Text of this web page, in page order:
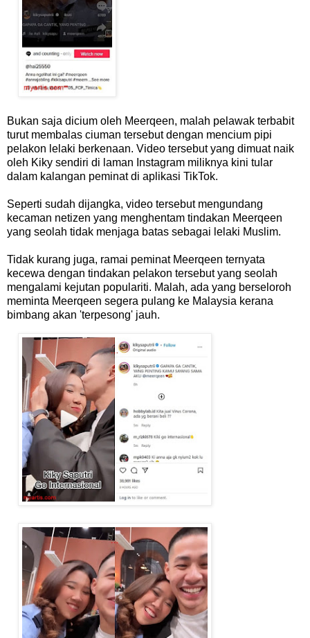
Bukan saja dicium oleh Meerqeen, malah pelawak terbabit
turut membalas ciuman tersebut dengan mencium pipi
pelakon lelaki berkenaan. Video tersebut yang dimuat naik
oleh Kiky sendiri di laman Instagram miliknya kini tular
dalam kalangan peminat di aplikasi TikTok.
Seperti sudah dijangka, video tersebut mengundang
kecaman netizen yang menghentam tindakan Meerqeen
yang seolah tidak menjaga batas sebagai lelaki Muslim.
Tidak kurang juga, ramai peminat Meerqeen ternyata
kecewa dengan tindakan pelakon tersebut yang seolah
mengalami kejutan populariti. Malah, ada yang berseloroh
meminta Meerqeen segera pulang ke Malaysia kerana
bimbang akan 'terpesong' jauh.